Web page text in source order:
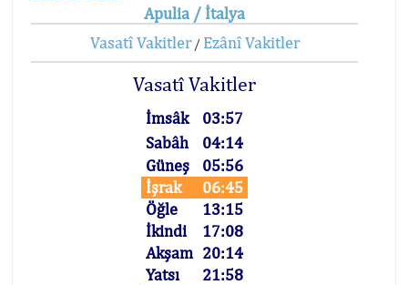
Apulia / İtalya
Vasatî Vakitler/ Ezânî Vakitler
Vasatî Vakitler
İmsâk
03:57
Sabâh
04:14
Güneş
05:56
İşrak
06:45
Öğle
13:15
İkindi
17:08
Akşam 20:14
Yatsı
21:58